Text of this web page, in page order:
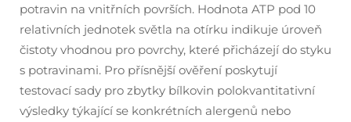
potravin na vnitřních površích. Hodnota ATP pod 10
relativních jednotek světla na otírku indikuje úroveň
čistoty vhodnou pro povrchy, které přicházejí do styku
s potravinami. Pro přísnější ověření poskytují
testovací sady pro zbytky bílkovin polokvantitativní
výsledky týkající se konkrétních alergenů nebo